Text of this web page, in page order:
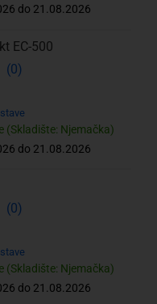
do 21.08.2026
EC-500
(0)
(Skladište: Njemačka)
do 21.08.2026
(0)
(Skladište: Njemačka)
do 21.08.2026